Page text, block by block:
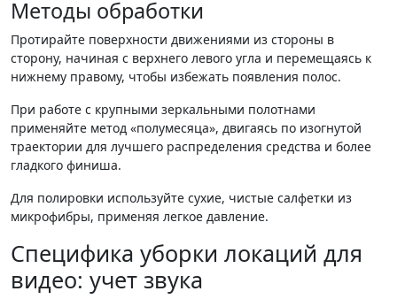
Методы обработки
Протирайте поверхности движениями из стороны в
сторону, начиная с верхнего левого угла и перемещаясь к
нижнему правому, чтобы избежать появления полос.
При работе с крупными зеркальными полотнами
применяйте метод «полумесяца», двигаясь по изогнутой
траектории для лучшего распределения средства и более
гладкого финиша.
Для полировки используйте сухие, чистые салфетки из
микрофибры, применяя легкое давление.
Специфика уборки локаций для
видео: учет звука